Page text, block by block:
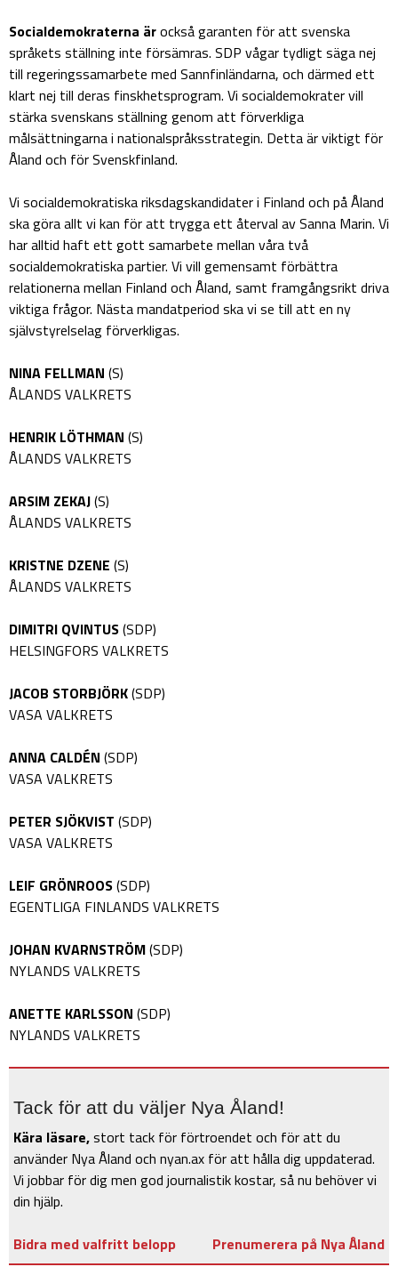
Socialdemokraterna ärockså garanten för att svenska
språkets ställning inte försämras. SDP vågar tydligt säga nej
till regeringssamarbete med Sannfinländarna, och därmed ett
klart nej till deras finskhetsprogram. Vi socialdemokrater vill
stärka svenskans ställning genom att förverkliga
målsättningarna i nationalspråksstrategin. Detta är viktigt för
Åland och för Svenskfinland.
Vi socialdemokratiska riksdagskandidater i Finland och på Åland
ska göra allt vi kan för att trygga ett återval av Sanna Marin. Vi
har alltid haft ett gott samarbete mellan våra två
socialdemokratiska partier. Vi vill gemensamt förbättra
relationerna mellan Finland och Åland, samt framgångsrikt driva
viktiga frågor. Nästa mandatperiod ska vi se till att en ny
självstyrelselag förverkligas.
NINA FELLMAN (S)
ÅLANDS VALKRETS
HENRIK LÖTHMAN (S)
ÅLANDS VALKRETS
ARSIM ZEKAJ(S)
ÅLANDS VALKRETS
KRISTNE DZENE (S)
ÅLANDS VALKRETS
DIMITRI QVINTUS(SDP)
HELSINGFORS VALKRETS
JACOB STORBJÖRK(SDP)
VASA VALKRETS
ANNA CALDÉN (SDP)
VASA VALKRETS
PETER SJÖKVIST (SDP)
VASA VALKRETS
LEIF GRÖNROOS(SDP)
EGENTLIGA FINLANDS VALKRETS
JOHAN KVARNSTRÖM(SDP)
NYLANDS VALKRETS
ANETTE KARLSSON (SDP)
NYLANDS VALKRETS
Tack för att du väljer Nya Åland!
Kära läsare,stort tack för förtroendet och för att du
använder Nya Åland och nyan.ax för att hålla dig uppdaterad.
Vi jobbar för dig men god journalistik kostar, så nu behöver vi
din hjälp.
Bidra med valfritt belopp
Prenumerera på Nya Åland